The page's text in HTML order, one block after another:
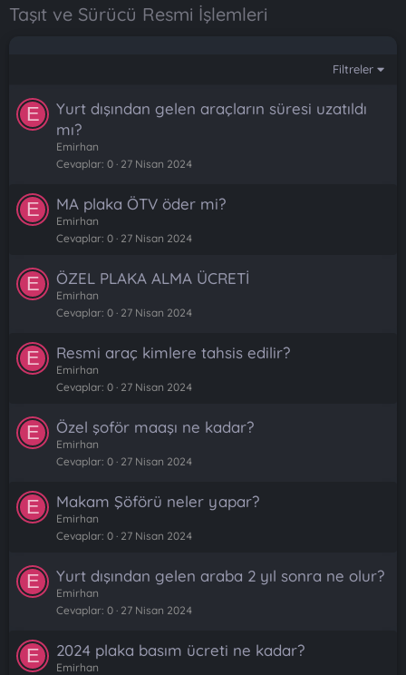
Taşıt ve Sürücü Resmi İşlemleri
Filtreler
E
Yurt dışından gelen araçların süresi uzatıldı
mı?
Emirhan
Cevaplar 0 27 Nisan 2024
E MA plaka ÖTV öder mi?
Emirhan
Cevaplar 0 27 Nisan 2024
E ÖZEL PLAKA ALMA ÜCRETİ
Emirhan
Cevaplar 0 27 Nisan 2024
E Resmi araç kimlere tahsis edilir?
Emirhan
Cevaplar 0 27 Nisan 2024
E Özel şoför maaşı ne kadar?
Emirhan
Cevaplar 0 27 Nisan 2024
E Makam Şöförü neler yapar?
Emirhan
Cevaplar 0 27 Nisan 2024
E Yurt dışından gelen araba 2 yıl sonra ne olur?
Emirhan
Cevaplar 0 27 Nisan 2024
E 2024 plaka basım ücreti ne kadar?
Emirhan